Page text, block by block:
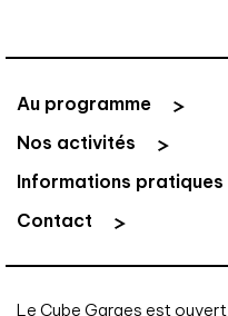
Au programme
Nos activités
Informations pratiques
Contact
Le Cube Garges est ouvert